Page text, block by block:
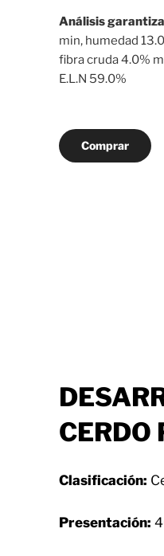
Análisis
min, humedad
fibra cruda 4.0%
E.L.N 59.0%
Comprar
CERDO
Clasificación:
Presentación: